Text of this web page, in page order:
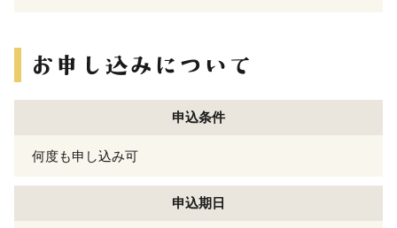
申込条件
何度も申し込み可
申込期日